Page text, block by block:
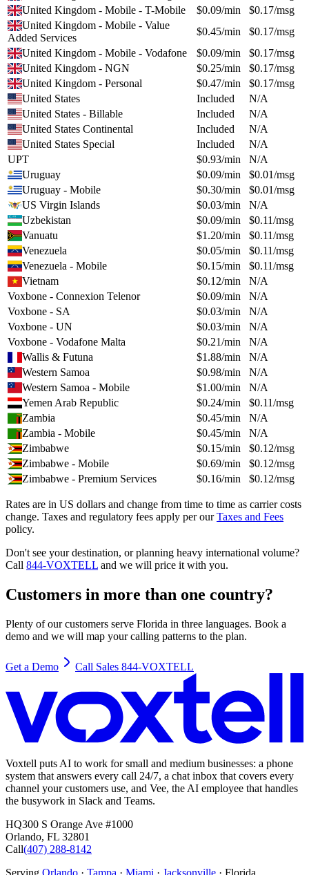
United Kingdom - Mobile - T-Mobile
$0.09/min $0.17/msg
United Kingdom - Mobile - Value
Added Services
$0.45/min $0.17/msg
United Kingdom - Mobile - Vodafone
$0.09/min $0.17/msg
United Kingdom - NGN
$0.25/min $0.17/msg
United Kingdom - Personal
$0.47/min $0.17/msg
United States
Included
N/A
United States - Billable
Included
N/A
United States Continental
Included
N/A
United States Special
Included
N/A
UPT
$0.93/min
N/A
Uruguay
$0.09/min $0.01/msg
Uruguay - Mobile
$0.30/min $0.01/msg
US Virgin Islands
$0.03/min
N/A
Uzbekistan
$0.09/min $0.11/msg
Vanuatu
$1.20/min $0.11/msg
Venezuela
$0.05/min $0.11/msg
Venezuela - Mobile
$0.15/min $0.11/msg
Vietnam
$0.12/min
N/A
Voxbone - Connexion Telenor
$0.09/min
N/A
Voxbone - SA
$0.03/min
N/A
Voxbone - UN
$0.03/min
N/A
Voxbone - Vodafone Malta
$0.21/min
N/A
Wallis & Futuna
$1.88/min
N/A
Western Samoa
$0.98/min
N/A
Western Samoa - Mobile
$1.00/min
N/A
Yemen Arab Republic
$0.24/min $0.11/msg
Zambia
$0.45/min
N/A
Zambia - Mobile
$0.45/min
N/A
Zimbabwe
$0.15/min $0.12/msg
Zimbabwe - Mobile
$0.69/min $0.12/msg
Zimbabwe - Premium Services
$0.16/min $0.12/msg
Rates are in US dollars and change from time to time as carrier costs
change. Taxes and regulatory fees apply per our Taxes and Fees
policy.
Don't see your destination, or planning heavy international volume?
Call 844-VOXTELL and we will price it with you.
Customers in more than one country?
Plenty of our customers serve Florida in three languages. Book a
demo and we will map your calling patterns to the plan.
Get a Demo Call Sales 844-VOXTELL
Voxtell puts AI to work for small and medium businesses: a phone
system that answers every call 24/7, a chat inbox that covers every
channel your customers use, and Vee, the AI employee that handles
the busywork in Slack and Teams.
HQ300 S Orange Ave #1000
Orlando, FL 32801
Call(407) 288-8142